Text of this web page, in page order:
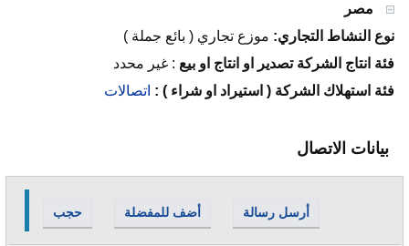
مصر
نوع النشاط التجاري: موزع تجاري ( بائع جملة )
فئة انتاج الشركة تصدير او انتاج او بيع : غير محدد
فئة استهلاك الشركة ( استيراد او شراء ) : اتصالات
بيانات الاتصال
حجب أضف للمفضلة أرسل رسالة